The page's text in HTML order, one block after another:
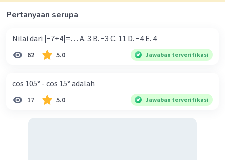
Pertanyaan serupa
Nilai dari |−7+4|=… A. 3 B. −3 C. 11 D. −4 E. 4
62 5.0 Jawaban terverifikasi
cos 105° - cos 15° adalah
17 5.0 Jawaban terverifikasi